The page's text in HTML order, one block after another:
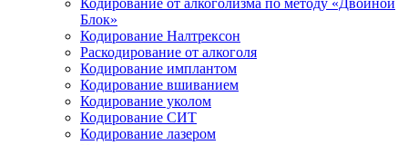
Кодирование от алкоголизма по методу «Двойной
Блок»
Кодирование Налтрексон
Раскодирование от алкоголя
Кодирование имплантом
Кодирование вшиванием
Кодирование уколом
Кодирование СИТ
Кодирование лазером